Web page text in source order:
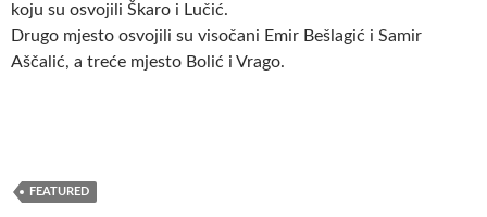
koju su osvojili Škaro i Lučić.
Drugo mjesto osvojili su visočani Emir Bešlagić i Samir
Aščalić, a treće mjesto Bolić i Vrago.
FEATURED